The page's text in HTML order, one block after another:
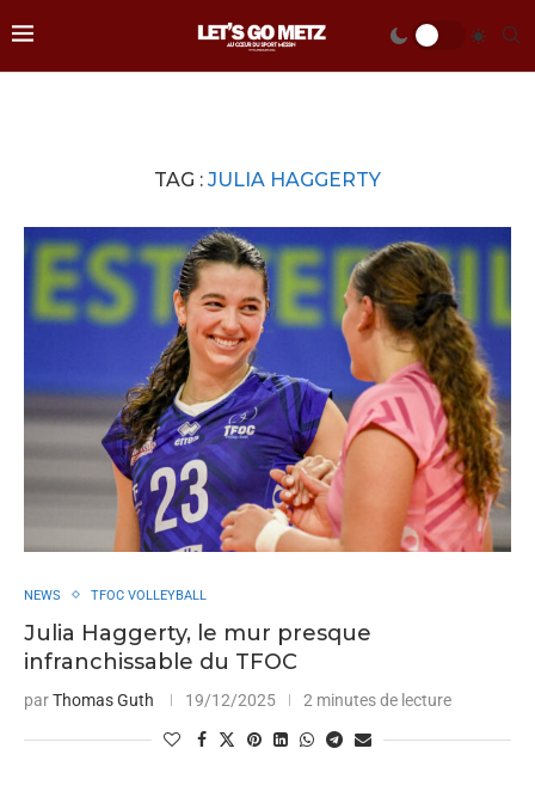
TAG : JULIA HAGGERTY
NEWS TFOC VOLLEYBALL
Julia Haggerty, le mur presque
infranchissable du TFOC
parThomas Guth 19/12/2025 2 minutes de lecture